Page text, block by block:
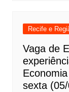
Recife e
Vaga de
sexta